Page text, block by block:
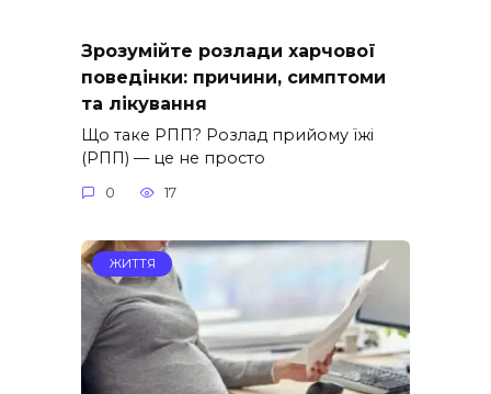
Зрозумійте розлади харчової
поведінки: причини, симптоми
та лікування
Що таке РПП? Розлад прийому їжі
(РПП) — це не просто
0 17
ЖИТТЯ